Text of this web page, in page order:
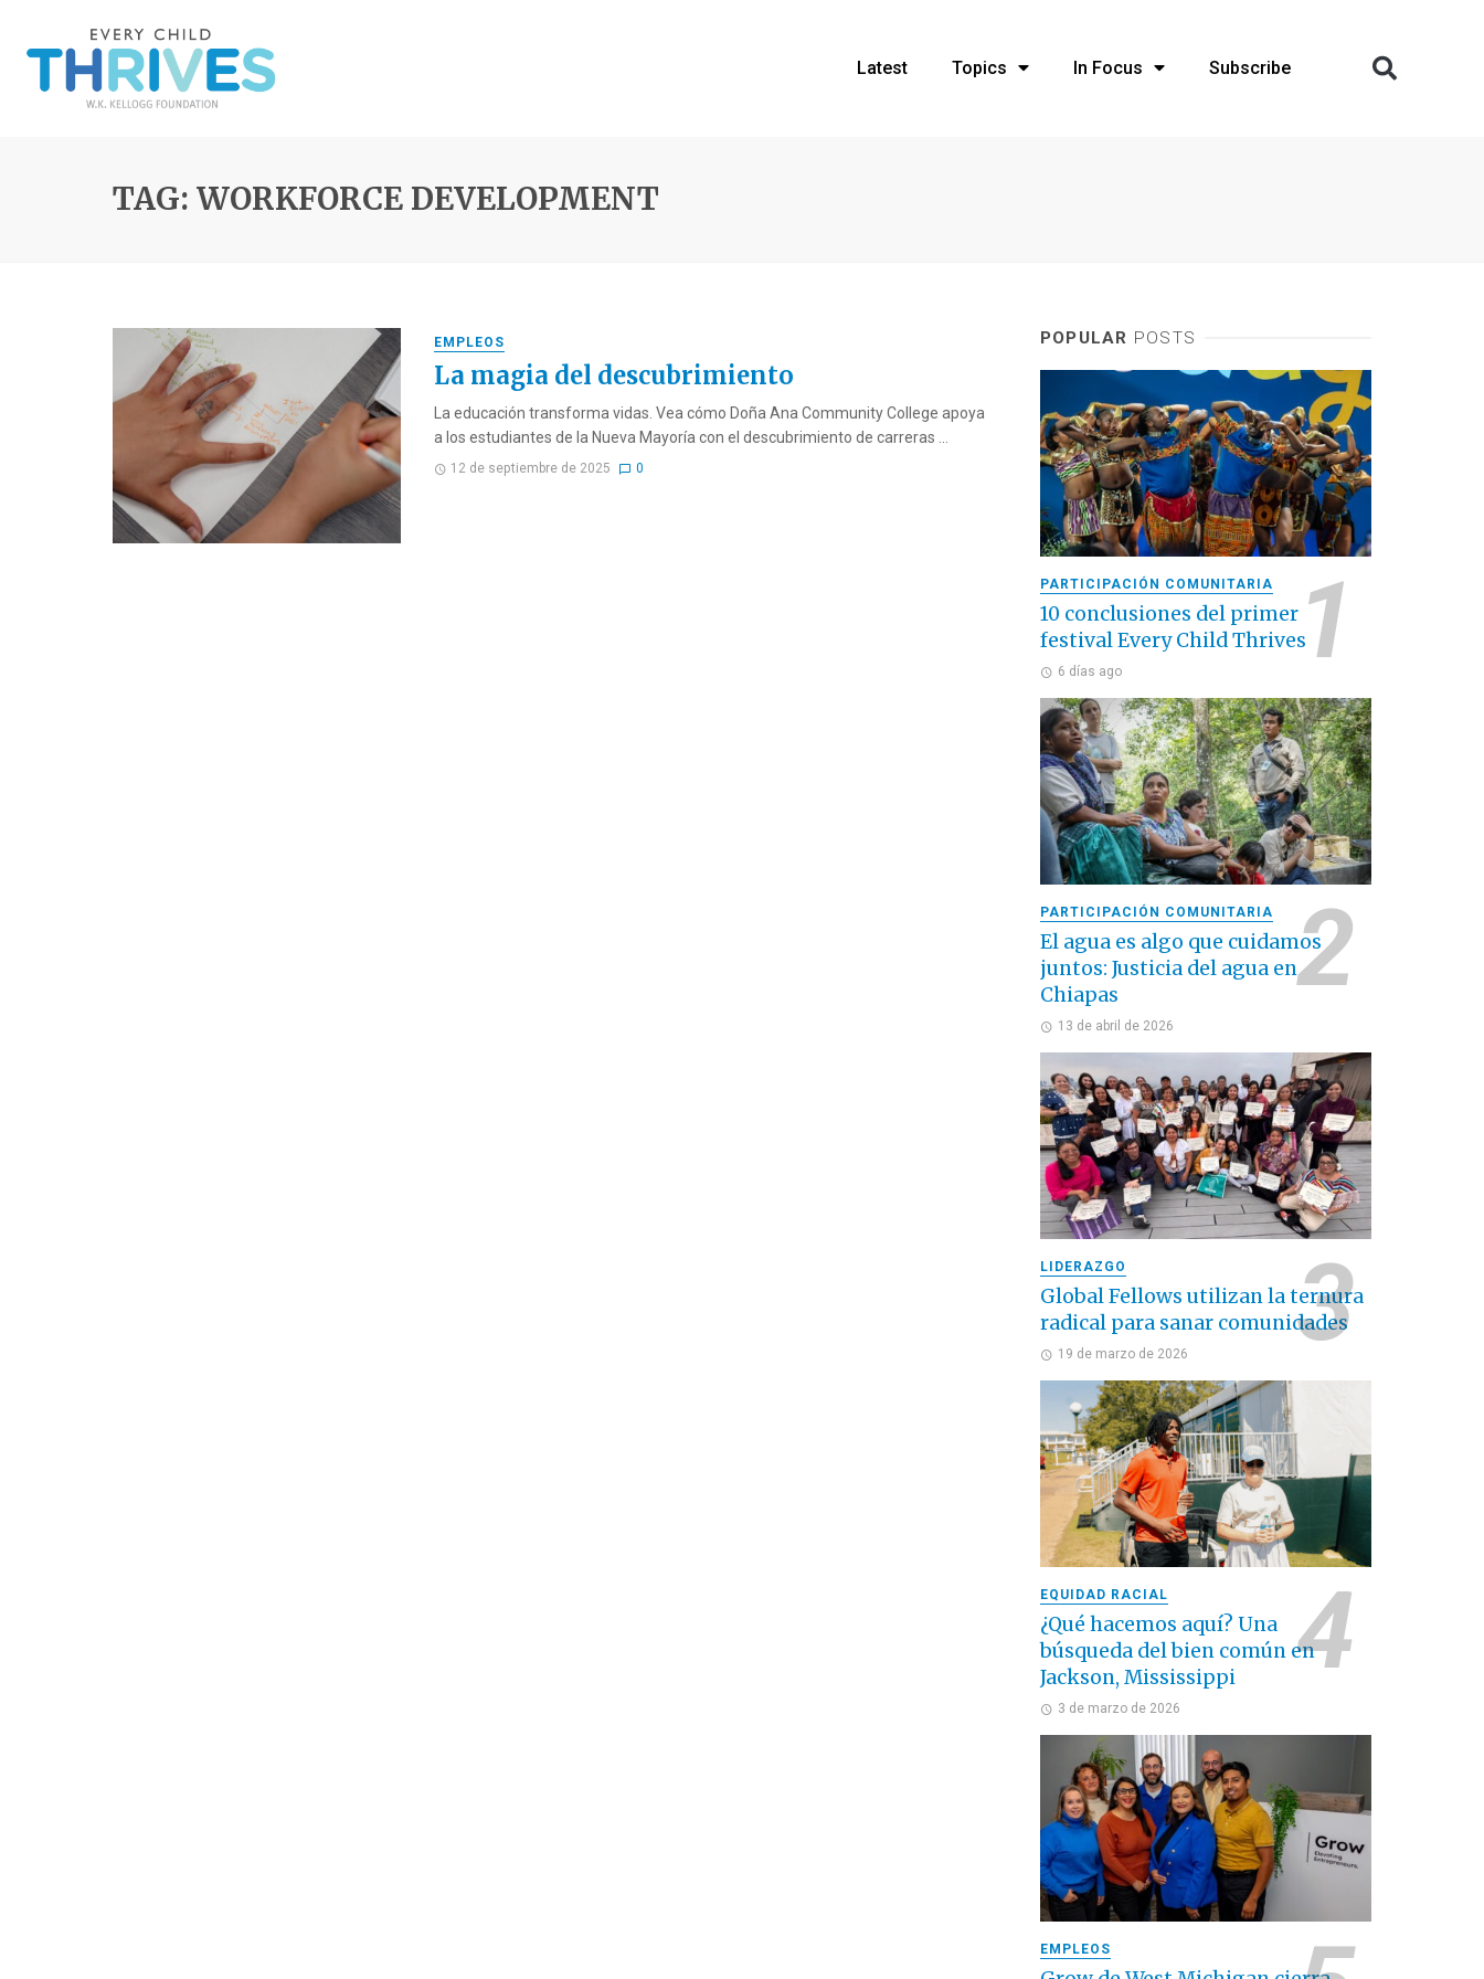
Latest Topics In Focus Subscribe
TAG: WORKFORCE DEVELOPMENT
EMPLEOS
La magia del descubrimiento
La educación transforma vidas. Vea cómo Doña Ana Community College apoya
a los estudiantes de la Nueva Mayoría con el descubrimiento de carreras ...
12 de septiembre de 2025 0
POPULAR POSTS
PARTICIPACIÓN COMUNITARIA
10 conclusiones del primer
festival Every Child Thrives
6 días ago
PARTICIPACIÓN COMUNITARIA
El agua es algo que cuidamos
juntos: Justicia del agua en
Chiapas
13 de abril de 2026
LIDERAZGO
Global Fellows utilizan la ternura
radical para sanar comunidades
19 de marzo de 2026
EQUIDAD RACIAL
¿Qué hacemos aquí? Una
búsqueda del bien común en
Jackson, Mississippi
3 de marzo de 2026
EMPLEOS